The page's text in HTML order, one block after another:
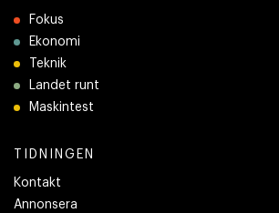
Fokus
Ekonomi
Teknik
Landet runt
Maskintest
TIDNINGEN
Kontakt
Annonsera